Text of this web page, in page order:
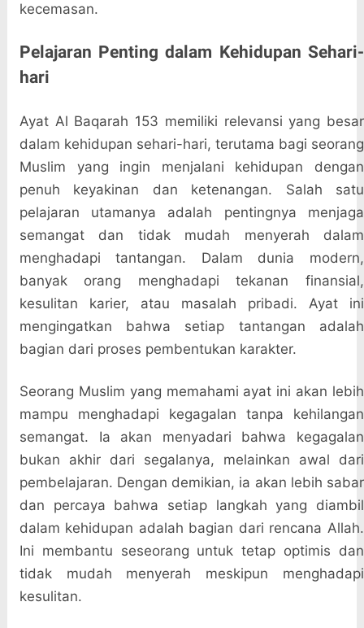
kecemasan.
Pelajaran Penting dalam Kehidupan Sehari-
hari
Ayat Al Baqarah 153 memiliki relevansi yang besar
dalam kehidupan sehari-hari, terutama bagi seorang
Muslim yang ingin menjalani kehidupan dengan
penuh keyakinan dan ketenangan. Salah satu
pelajaran utamanya adalah pentingnya menjaga
semangat dan tidak mudah menyerah dalam
menghadapi tantangan. Dalam dunia modern,
banyak orang menghadapi tekanan finansial,
kesulitan karier, atau masalah pribadi. Ayat ini
mengingatkan bahwa setiap tantangan adalah
bagian dari proses pembentukan karakter.
Seorang Muslim yang memahami ayat ini akan lebih
mampu menghadapi kegagalan tanpa kehilangan
semangat. Ia akan menyadari bahwa kegagalan
bukan akhir dari segalanya, melainkan awal dari
pembelajaran. Dengan demikian, ia akan lebih sabar
dan percaya bahwa setiap langkah yang diambil
dalam kehidupan adalah bagian dari rencana Allah.
Ini membantu seseorang untuk tetap optimis dan
tidak mudah menyerah meskipun menghadapi
kesulitan.